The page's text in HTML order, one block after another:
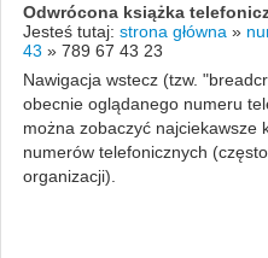
Odwrócona książka
Jesteś tutaj: strona główna »
43 » 789 67 43 23
Nawigacja wstecz (tzw.
obecnie oglądanego numeru
można zobaczyć najciekawsze
numerów telefonicznych
organizacji).